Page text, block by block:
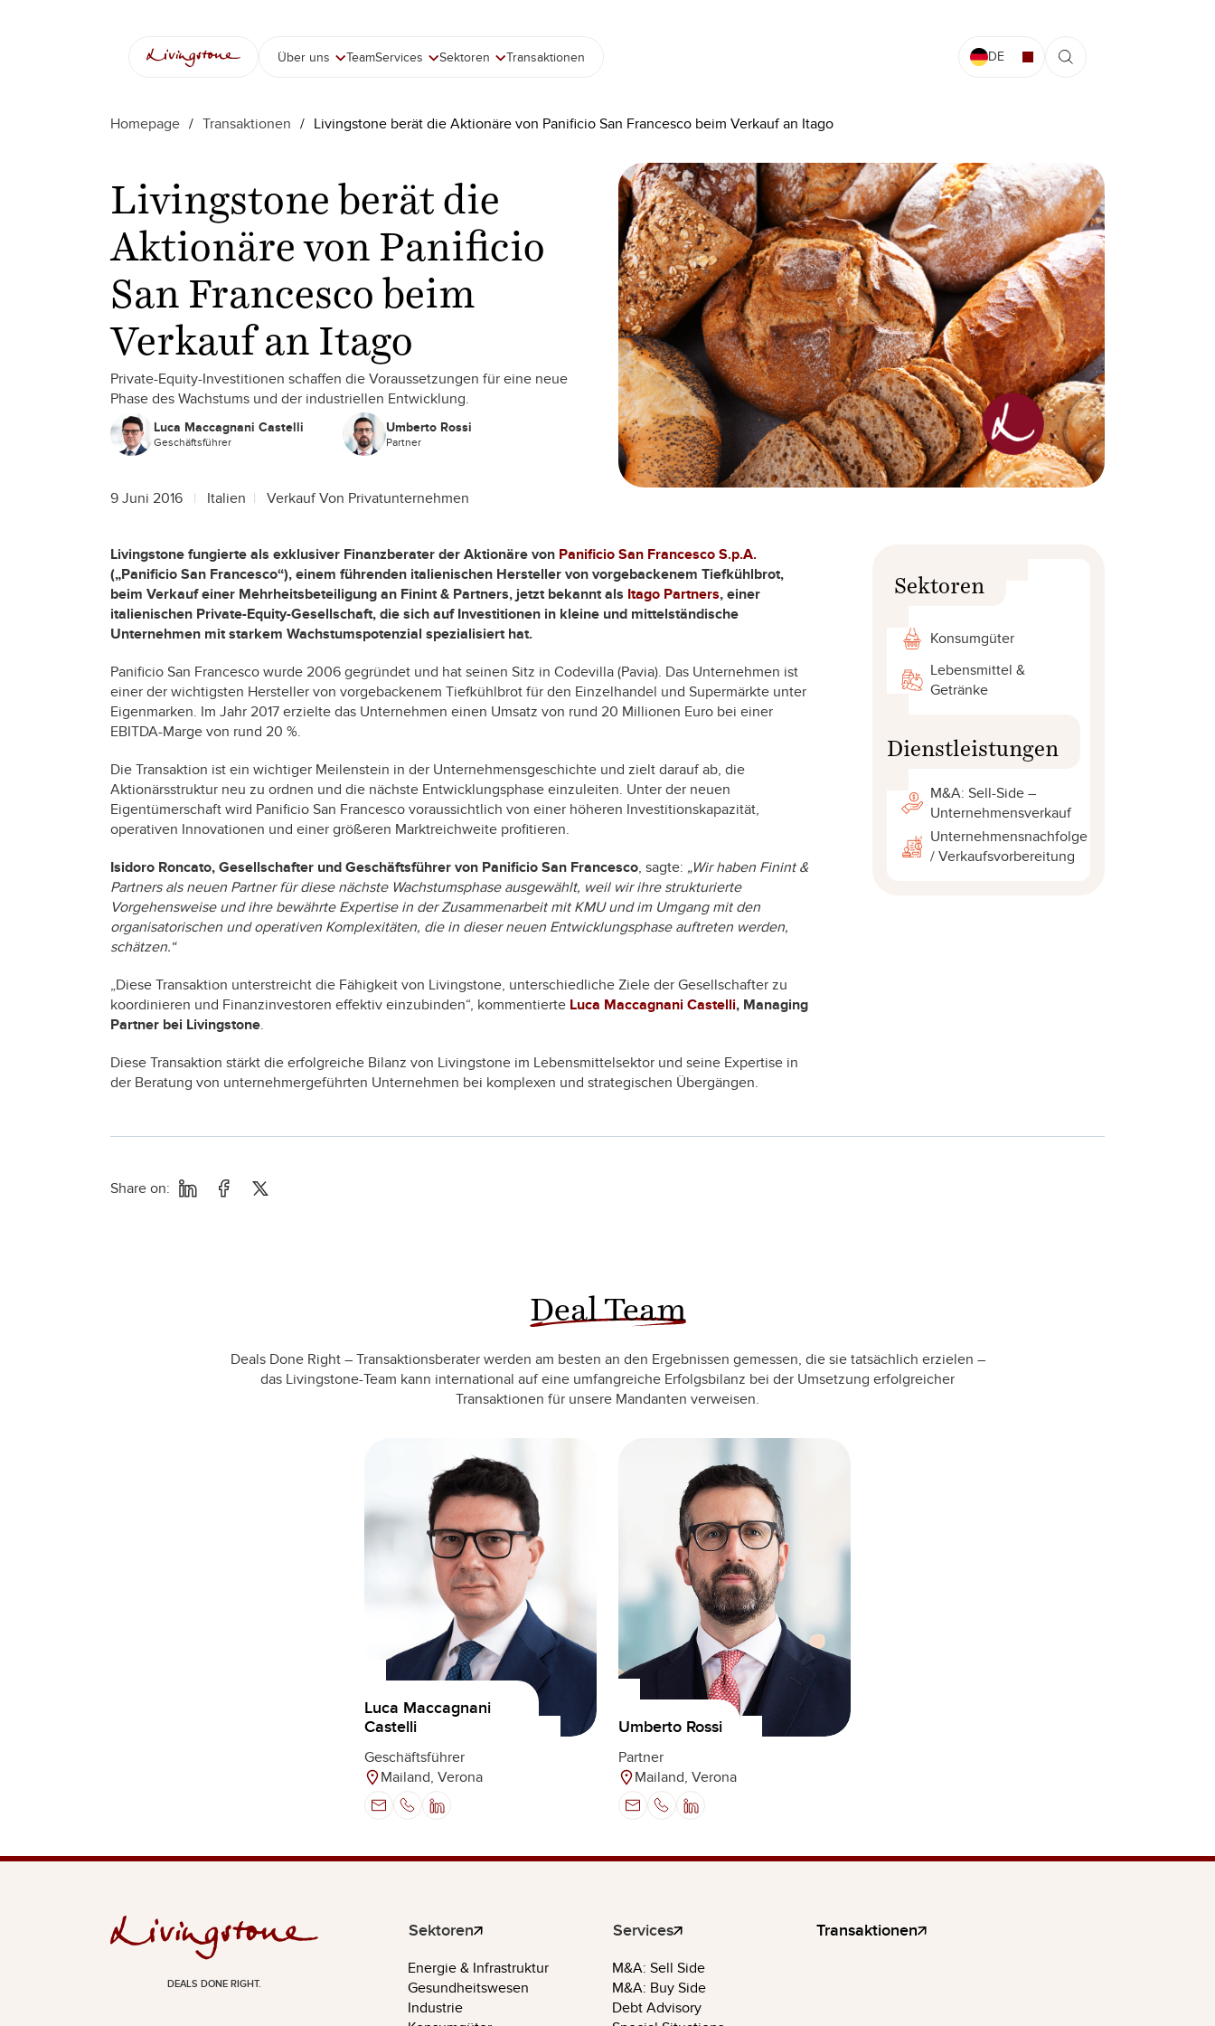
Über uns TeamServices Sektoren Transaktionen DE
Homepage / Transaktionen / Livingstone berät die Aktionäre von Panificio San Francesco beim Verkauf an Itago
Livingstone berät die
Aktionäre von Panificio
San Francesco beim
Verkauf an Itago
Private-Equity-Investitionen schaffen die Voraussetzungen für eine neue
Phase des Wachstums und der industriellen Entwicklung.
Luca Maccagnani Castelli
Geschäftsführer
Umberto Rossi
Partner
9 Juni 2016 Italien Verkauf Von Privatunternehmen
Livingstone fungierte als exklusiver Finanzberater der Aktionäre von Panificio San Francesco S.p.A.
(„Panificio San Francesco“), einem führenden italienischen Hersteller von vorgebackenem Tiefkühlbrot,
beim Verkauf einer Mehrheitsbeteiligung an Finint & Partners, jetzt bekannt als Itago Partners, einer
italienischen Private-Equity-Gesellschaft, die sich auf Investitionen in kleine und mittelständische
Unternehmen mit starkem Wachstumspotenzial spezialisiert hat.
Panificio San Francesco wurde 2006 gegründet und hat seinen Sitz in Codevilla (Pavia). Das Unternehmen ist
einer der wichtigsten Hersteller von vorgebackenem Tiefkühlbrot für den Einzelhandel und Supermärkte unter
Eigenmarken. Im Jahr 2017 erzielte das Unternehmen einen Umsatz von rund 20 Millionen Euro bei einer
EBITDA-Marge von rund 20 %.
Die Transaktion ist ein wichtiger Meilenstein in der Unternehmensgeschichte und zielt darauf ab, die
Aktionärsstruktur neu zu ordnen und die nächste Entwicklungsphase einzuleiten. Unter der neuen
Eigentümerschaft wird Panificio San Francesco voraussichtlich von einer höheren Investitionskapazität,
operativen Innovationen und einer größeren Marktreichweite profitieren.
Isidoro Roncato, Gesellschafter und Geschäftsführer von Panificio San Francesco, sagte: „Wir haben Finint &
Partners als neuen Partner für diese nächste Wachstumsphase ausgewählt, weil wir ihre strukturierte
Vorgehensweise und ihre bewährte Expertise in der Zusammenarbeit mit KMU und im Umgang mit den
organisatorischen und operativen Komplexitäten, die in dieser neuen Entwicklungsphase auftreten werden,
schätzen.“
„Diese Transaktion unterstreicht die Fähigkeit von Livingstone, unterschiedliche Ziele der Gesellschafter zu
koordinieren und Finanzinvestoren effektiv einzubinden“, kommentierte Luca Maccagnani Castelli, Managing
Partner bei Livingstone.
Diese Transaktion stärkt die erfolgreiche Bilanz von Livingstone im Lebensmittelsektor und seine Expertise in
der Beratung von unternehmergeführten Unternehmen bei komplexen und strategischen Übergängen.
Sektoren
Konsumgüter
Lebensmittel &
Getränke
Dienstleistungen
M&A: Sell-Side –
Unternehmensverkauf
Unternehmensnachfolge
/ Verkaufsvorbereitung
Share on:
Deal Team
Deals Done Right – Transaktionsberater werden am besten an den Ergebnissen gemessen, die sie tatsächlich erzielen –
das Livingstone-Team kann international auf eine umfangreiche Erfolgsbilanz bei der Umsetzung erfolgreicher
Transaktionen für unsere Mandanten verweisen.
Luca Maccagnani
Castelli
Geschäftsführer
Mailand, Verona
Umberto Rossi
Partner
Mailand, Verona
DEALS DONE RIGHT.
Sektoren
Energie & Infrastruktur
Gesundheitswesen
Industrie
Services
M&A: Sell Side
M&A: Buy Side
Debt Advisory
Transaktionen